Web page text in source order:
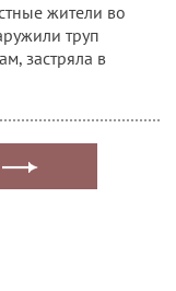
жители во
труп
застряла в